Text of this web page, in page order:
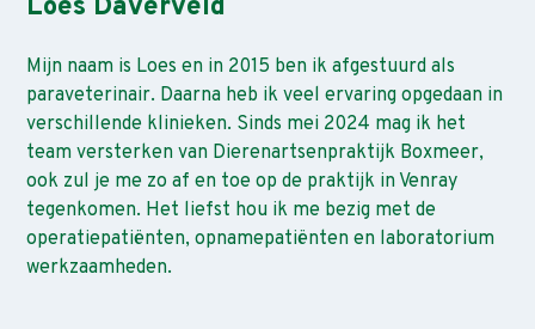
Loes Daverveld
Mijn naam is Loes en in 2015 ben ik afgestuurd als
paraveterinair. Daarna heb ik veel ervaring opgedaan in
verschillende klinieken. Sinds mei 2024 mag ik het
team versterken van Dierenartsenpraktijk Boxmeer,
ook zul je me zo af en toe op de praktijk in Venray
tegenkomen. Het liefst hou ik me bezig met de
operatiepatiënten, opnamepatiënten en laboratorium
werkzaamheden.